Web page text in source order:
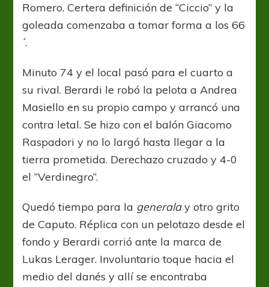
Romero. Certera definición de “Ciccio” y la
goleada comenzaba a tomar forma a los 66
´.
Minuto 74 y el local pasó para el cuarto a
su rival. Berardi le robó la pelota a Andrea
Masiello en su propio campo y arrancó una
contra letal. Se hizo con el balón Giacomo
Raspadori y no lo largó hasta llegar a la
tierra prometida. Derechazo cruzado y 4-0
el “Verdinegro”.
Quedó tiempo para la generalay otro grito
de Caputo. Réplica con un pelotazo desde el
fondo y Berardi corrió ante la marca de
Lukas Lerager. Involuntario toque hacia el
medio del danés y allí se encontraba